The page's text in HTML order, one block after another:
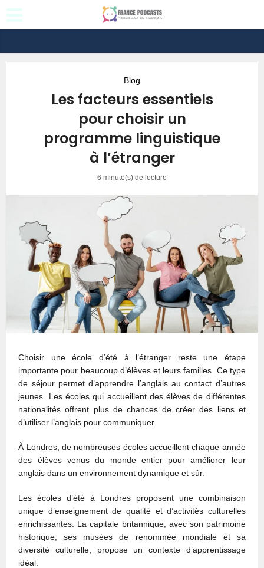
Blog
Les facteurs essentiels
pour choisir un
programme linguistique
à l’étranger
6 minute(s) de lecture
Choisir une école d’été à l’étranger reste une étape
importante pour beaucoup d’élèves et leurs familles. Ce type
de séjour permet d’apprendre l’anglais au contact d’autres
jeunes. Les écoles qui accueillent des élèves de différentes
nationalités offrent plus de chances de créer des liens et
d’utiliser l’anglais pour communiquer.
À Londres, de nombreuses écoles accueillent chaque année
des élèves venus du monde entier pour améliorer leur
anglais dans un environnement dynamique et sûr.
Les écoles d’été à Londres proposent une combinaison
unique d’enseignement de qualité et d’activités culturelles
enrichissantes. La capitale britannique, avec son patrimoine
historique, ses musées de renommée mondiale et sa
diversité culturelle, propose un contexte d’apprentissage
idéal.